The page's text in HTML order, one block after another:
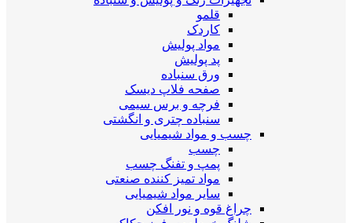
قلمو
کاردک
مواد پولیش
پد پولیش
ورق سنباده
صفحه فلاپ دیسک
فرچه و برس سیمی
سنباده چتری و انگشتی
چسب و مواد شیمیایی
چسب
پمپ و تفنگ چسب
مواد تمیز کننده صنعتی
سایر مواد شیمیایی
چراغ قوه و نور افکن